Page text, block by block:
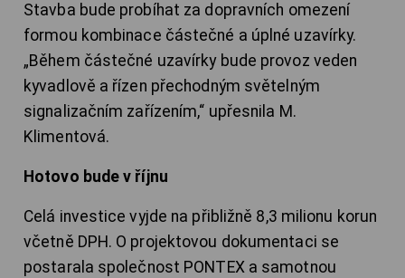
Stavba bude probíhat za dopravních omezení
formou kombinace částečné a úplné uzavírky.
„Během částečné uzavírky bude provoz veden
kyvadlově a řízen přechodným světelným
signalizačním zařízením,“ upřesnila M.
Klimentová.
Hotovo bude v říjnu
Celá investice vyjde na přibližně 8,3 milionu korun
včetně DPH. O projektovou dokumentaci se
postarala společnost PONTEX a samotnou